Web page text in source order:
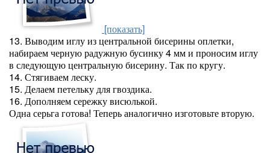
[показать]
13. Выводим иглу из центральной бисерины оплетки,
набираем черную радужную бусинку 4 мм и проносим иглу
в следующую центральную бисерину. Так по кругу.
14. Стягиваем леску.
15. Делаем петельку для гвоздика.
16. Дополняем сережку висюлькой.
Одна серьга готова! Теперь аналогично изготовьте вторую.